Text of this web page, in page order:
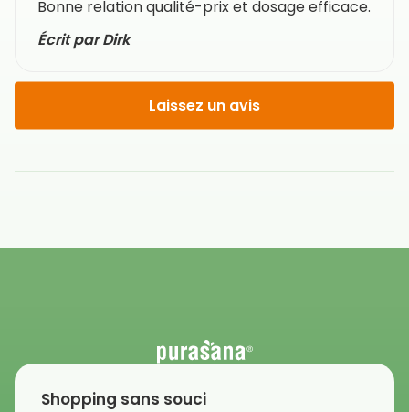
Bonne relation qualité-prix et dosage efficace.
Écrit par Dirk
Laissez un avis
Shopping sans souci